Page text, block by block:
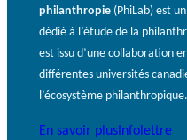
philanthropie (PhiLab) est
dédié à l’étude de la
est issu d’une collaboration
différentes universités
l’écosystème philanthropique.
En savoir plus Infolettre